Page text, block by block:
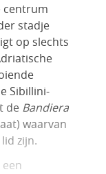
centrum
stadje
op slechts
Sibillini-
de Bandiera
waarvan
zijn.